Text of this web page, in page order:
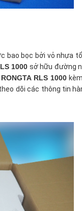
bao bọc bởi vỏ nhựa
1000sở hữu đường
RONGTA RLS 1000
dõi các thông tin